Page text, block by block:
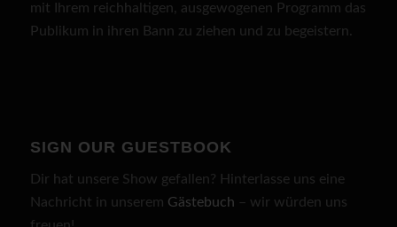
mit Ihrem reichhaltigen, ausgewogenen Programm das
Publikum in ihren Bann zu ziehen und zu begeistern.
SIGN OUR GUESTBOOK
Dir hat unsere Show gefallen? Hinterlasse uns eine
Nachricht in unserem Gästebuch – wir würden uns